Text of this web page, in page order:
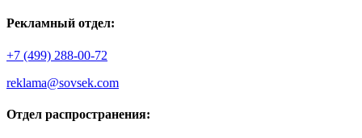
Рекламный отдел:
+7 (499) 288-00-72
reklama@sovsek.com
Отдел распространения: